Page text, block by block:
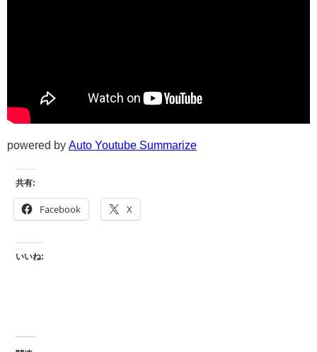
powered by Auto Youtube Summarize
共有:
Facebook X
いいね: